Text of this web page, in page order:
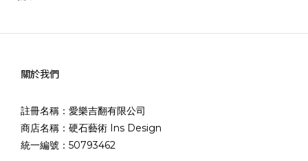
關於我們
註冊名稱：愛樂吉翻有限公司
商店名稱：硬石藝術 Ins Design
統一編號：50793462